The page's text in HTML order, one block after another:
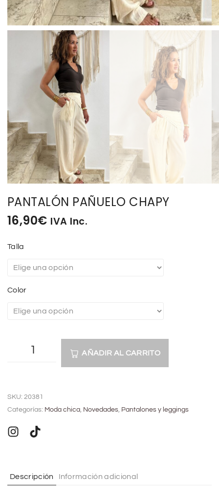
TARJETAS REGALO
PANTALÓN PAÑUELO CHAPY
16,90€ IVA Inc.
Talla
Color
AÑADIR AL CARRITO
t
e
r
i
SKU: 20381
Categorías: Moda chica, Novedades, Pantalones y leggings
Descripción Información adicional